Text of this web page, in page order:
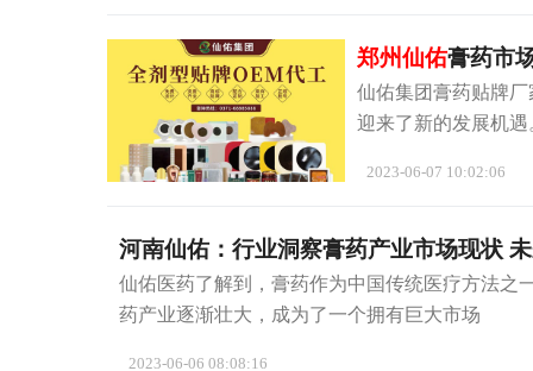
郑州仙佑膏药市
仙佑集团膏药贴牌
迎来了新的发展机
2023-06-07 10:02:06
河南仙佑：行业洞察膏药产业市场现状
仙佑医药了解到，膏药作为中国传统医疗方法之
药产业逐渐壮大，成为了一个拥有巨大市场
2023-06-06 08:08:16